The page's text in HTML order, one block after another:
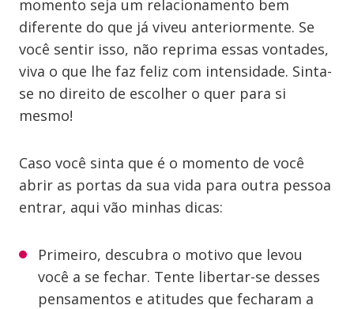
momento seja um relacionamento bem
diferente do que já viveu anteriormente. Se
você sentir isso, não reprima essas vontades,
viva o que lhe faz feliz com intensidade. Sinta-
se no direito de escolher o quer para si
mesmo!
Caso você sinta que é o momento de você
abrir as portas da sua vida para outra pessoa
entrar, aqui vão minhas dicas:
Primeiro, descubra o motivo que levou
você a se fechar. Tente libertar-se desses
pensamentos e atitudes que fecharam a